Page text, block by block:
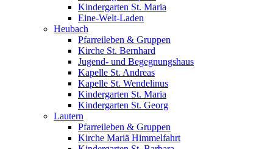
Kindergarten St. Maria
Eine-Welt-Laden
Heubach
Pfarreileben & Gruppen
Kirche St. Bernhard
Jugend- und Begegnungshaus
Kapelle St. Andreas
Kapelle St. Wendelinus
Kindergarten St. Maria
Kindergarten St. Georg
Lautern
Pfarreileben & Gruppen
Kirche Mariä Himmelfahrt